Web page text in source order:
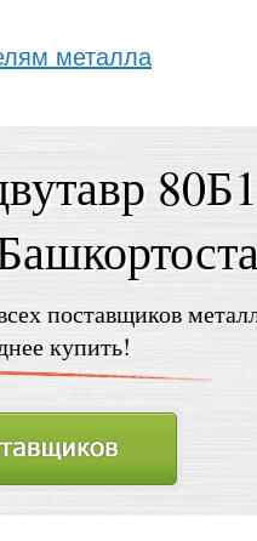
металла
80Б1
поставщиков
купить!